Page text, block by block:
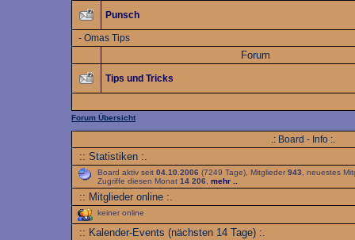
Punsch
- Omas Tips
Forum
Tips und Tricks
Forum Übersicht
.: Board - Info :.
:: Statistiken :.
Board aktiv seit 04.10.2006 (7249 Tage), Mitglieder 943 , neuestes
Zugriffe diesen Monat 14 206 mehr ..
:: Mitglieder online :.
keiner online
:: Kalender-Events (nächsten 14 Tage) :.